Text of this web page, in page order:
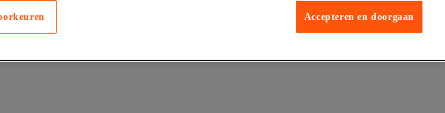
Accepteren en doorgaan